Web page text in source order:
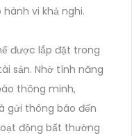
vi khả nghi.
được lắp đặt trong
sản. Nhờ tính năng
thông minh,
gửi thông báo đến
động bất thường